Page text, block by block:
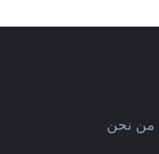
من نحن